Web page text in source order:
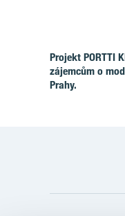
Projekt PORTTI
zájemcům o
Prahy.